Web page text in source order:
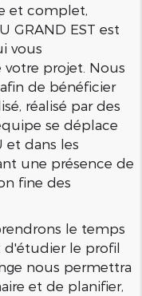
et complet,
GRAND EST est
vous
projet. Nous
de bénéficier
réalisé par des
se déplace
et dans les
une présence de
fine des
le temps
d'étudier le profil
nous permettra
et de planifier,